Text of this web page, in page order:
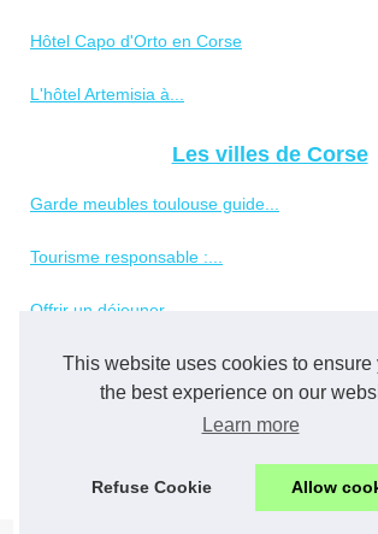
This website uses cookies to ensure
the best experience on our
Learn more
Refuse Cookie Allow
Hôtel Capo d'Orto en Corse
L'hôtel Artemisia à...
Les villes de Corse
Garde meubles toulouse guide...
Tourisme responsable :...
Offrir un déjeuner...
Visiter sainte-maxime :...
Que faire à bourg-en-bresse...